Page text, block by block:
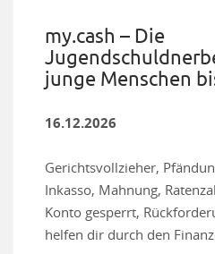
my.cash – Die
junge Menschen
16.12.2026
Gerichtsvollzieher,
Inkasso, Mahnung,
Konto gesperrt,
helfen dir durch den